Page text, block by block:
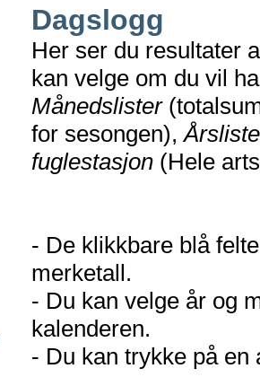
Dagslogg
Her ser du resultater
kan velge om du vil
Månedslister
for sesongen),
fuglestasjon (Hele
- De klikkbare blå
merketall.
- Du kan velge år og
kalenderen.
- Du kan trykke på en